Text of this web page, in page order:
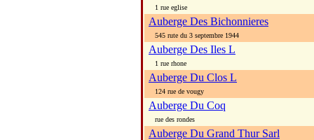
1 rue eglise
Auberge Des Bichonnieres
545 rute du 3 septembre 1944
Auberge Des Iles L
1 rue rhone
Auberge Du Clos L
124 rue de vougy
Auberge Du Coq
rue des rondes
Auberge Du Grand Thur Sarl